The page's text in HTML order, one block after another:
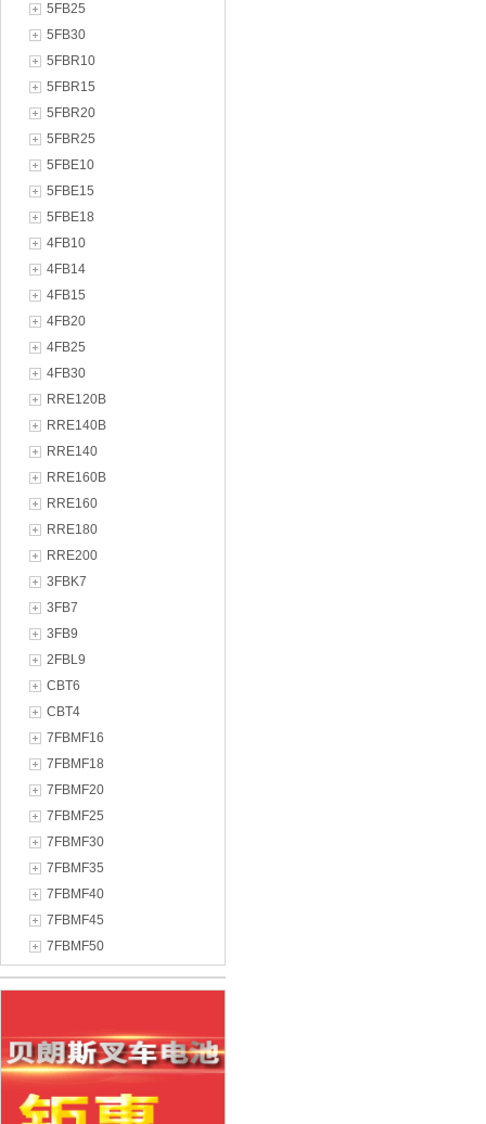
5FB25
5FB30
5FBR10
5FBR15
5FBR20
5FBR25
5FBE10
5FBE15
5FBE18
4FB10
4FB14
4FB15
4FB20
4FB25
4FB30
RRE120B
RRE140B
RRE140
RRE160B
RRE160
RRE180
RRE200
3FBK7
3FB7
3FB9
2FBL9
CBT6
CBT4
7FBMF16
7FBMF18
7FBMF20
7FBMF25
7FBMF30
7FBMF35
7FBMF40
7FBMF45
7FBMF50